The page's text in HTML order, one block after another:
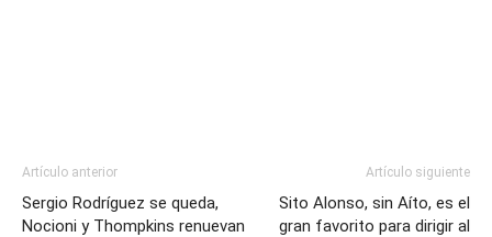
Artículo anterior
Sergio Rodríguez se queda,
Nocioni y Thompkins renuevan
Artículo siguiente
Sito Alonso, sin Aíto, es el
gran favorito para dirigir al